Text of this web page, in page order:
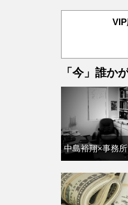
「今」誰か
中島裕翔×事務